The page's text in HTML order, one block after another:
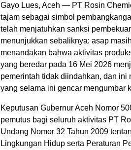
Gayo Lues, Aceh — PT Rosin
tajam sebagai simbol
telah menjatuhkan sanksi
menunjukkan sebaliknya: asap
menandakan bahwa aktivitas
yang beredar pada 16 Mei 2026
pemerintah tidak diindahkan, dan
yang selama ini gencar mengumbar
Keputusan Gubernur Aceh Nomor
pemutus bagi seluruh aktivitas PT
Undang Nomor 32 Tahun 2009
Lingkungan Hidup serta Peraturan